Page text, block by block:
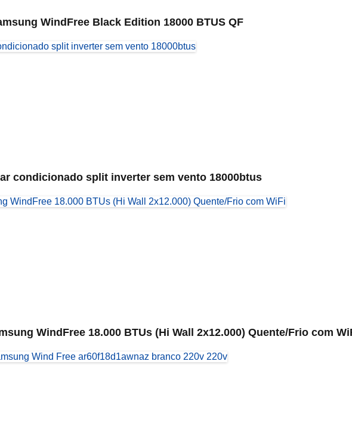
WindFree Black Edition 18000 BTUS QF
condicionado split inverter sem vento 18000btus
WindFree 18.000 BTUs (Hi Wall 2x12.000) Quente/Frio com